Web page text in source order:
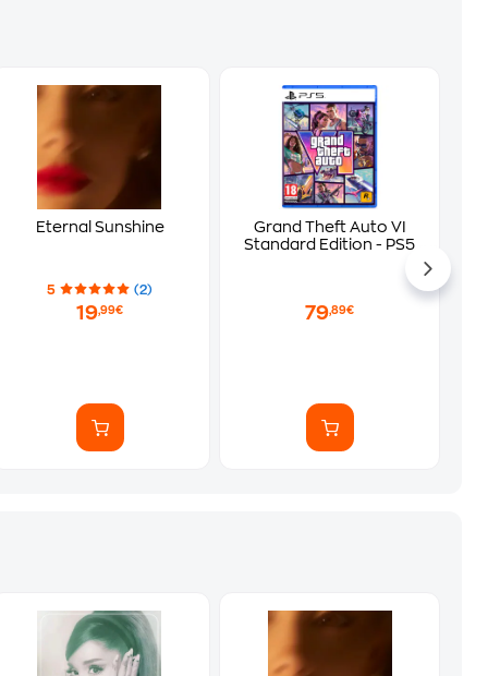
Eternal Sunshine
5 (2)
19,99€
Grand Theft Auto VI
Standard Edition - PS5
79,89€